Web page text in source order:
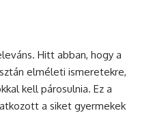
Hitt abban, hogy a
elméleti ismeretekre,
kell párosulnia. Ez a
a siket gyermekek